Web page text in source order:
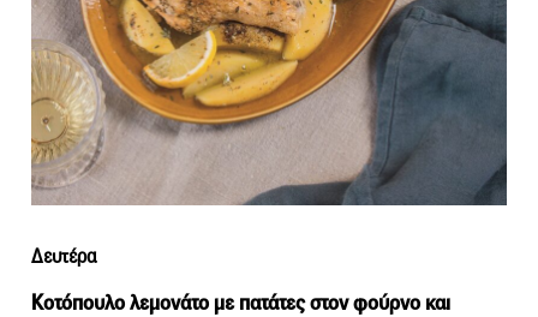
Δευτέρα
Κοτόπουλο λεμονάτο με πατάτες στον φούρνο και